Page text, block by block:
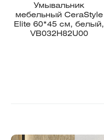
Умывальник
мебельный CeraStyle
Elite 60*45 см, белый,
VB032H82U00